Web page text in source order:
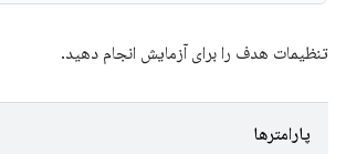
تنظیمات هدف را برای آزمایش انجام دهید.
پارامترها